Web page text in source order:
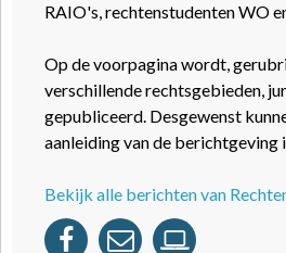
RAIO's, rechtenstudenten WO
Op de voorpagina wordt,
verschillende rechtsgebieden,
gepubliceerd. Desgewenst
aanleiding van de berichtgeving
Bekijk alle berichten van